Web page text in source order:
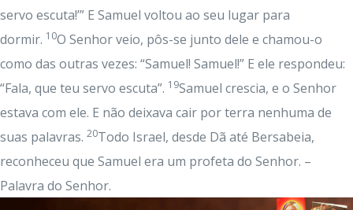
servo escuta!’” E Samuel voltou ao seu lugar para
dormir. 10O Senhor veio, pôs-se junto dele e chamou-o
como das outras vezes: “Samuel! Samuel!” E ele respondeu:
“Fala, que teu servo escuta”. 19Samuel crescia, e o Senhor
estava com ele. E não deixava cair por terra nenhuma de
suas palavras. 20Todo Israel, desde Dã até Bersabeia,
reconheceu que Samuel era um profeta do Senhor. –
Palavra do Senhor.